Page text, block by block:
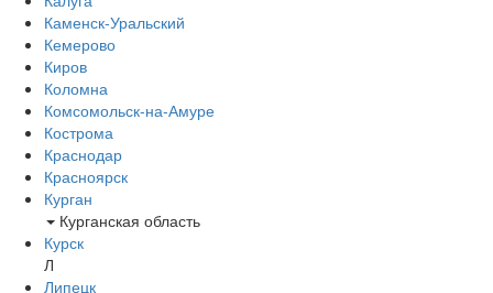
Каменск-Уральский
Кемерово
Киров
Коломна
Комсомольск-на-Амуре
Кострома
Краснодар
Красноярск
Курган
Курганская область
Курск
Л
Липецк